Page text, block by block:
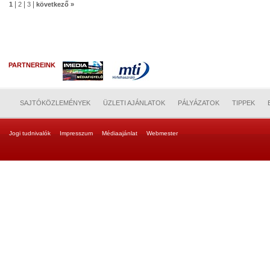
1 2 3 következő »
PARTNEREINK
SAJTÓKÖZLEMÉNYEK ÜZLETI AJÁNLATOK PÁLYÁZATOK TIPPEK
Jogi tudnivalók Impresszum Médiaajánlat Webmester